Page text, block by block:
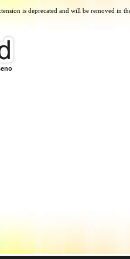
is deprecated and will be removed in